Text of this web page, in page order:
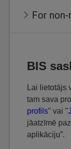
For
BIS
Lai
tam sava
profils" vai "
jāatzīmē
aplikāciju”.